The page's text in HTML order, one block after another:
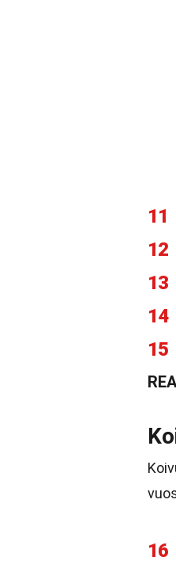
11
12
13
14
15
16